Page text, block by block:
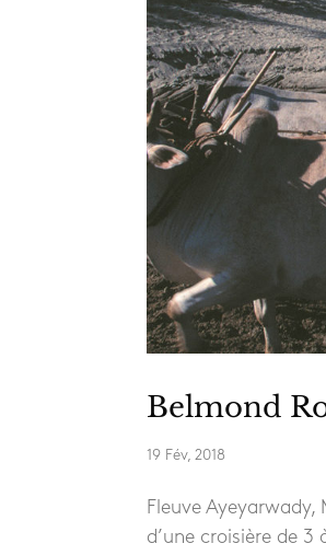
Belmond
19 Fév, 2018
Fleuve Ayeyarwady,
d’une croisière de